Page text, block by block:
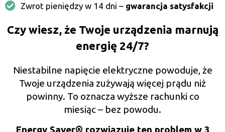
Zwrot pieniędzy w 14 dni – gwarancja satysfakcji
Czy wiesz, że Twoje urządzenia marnują
energię 24/7?
Niestabilne napięcie elektryczne powoduje, że
Twoje urządzenia zużywają więcej prądu niż
powinny. To oznacza wyższe rachunki co
miesiąc – bez powodu.
Energy Saver® rozwiązuje ten problem w 3